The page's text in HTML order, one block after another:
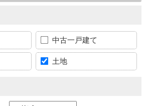
中古一戸建て
土地